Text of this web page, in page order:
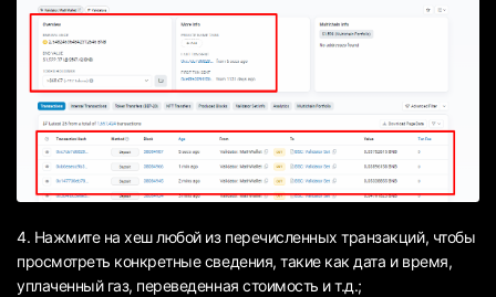
4. Нажмите на хеш любой из перечисленных транзакций, чтобы
просмотреть конкретные сведения, такие как дата и время,
уплаченный газ, переведенная стоимость и т.д.;